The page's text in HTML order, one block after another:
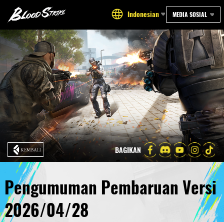
Indonesian MEDIA SOSIAL
BAGIKAN
Pengumuman Pembaruan Versi
2026/04/28